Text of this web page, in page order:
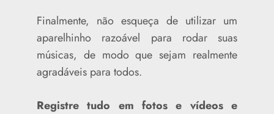
Finalmente, não esqueça de utilizar um
aparelhinho razoável para rodar suas
músicas, de modo que sejam realmente
agradáveis para todos.
Registre tudo em fotos e vídeos e